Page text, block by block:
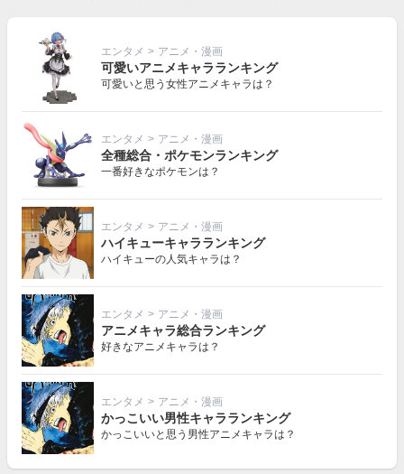
エンタメ > アニメ・漫画
可愛いアニメキャラランキング
可愛いと思う女性アニメキャラは？
エンタメ > アニメ・漫画
全種総合・ポケモンランキング
一番好きなポケモンは？
エンタメ > アニメ・漫画
ハイキューキャラランキング
ハイキューの人気キャラは？
エンタメ > アニメ・漫画
アニメキャラ総合ランキング
好きなアニメキャラは？
エンタメ > アニメ・漫画
かっこいい男性キャラランキング
かっこいいと思う男性アニメキャラは？